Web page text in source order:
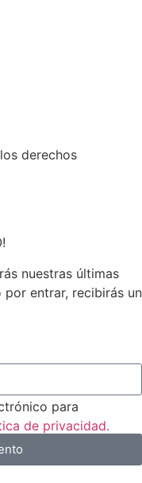
derechos
nuestras últimas
por entrar, recibirás un
para
de privacidad.